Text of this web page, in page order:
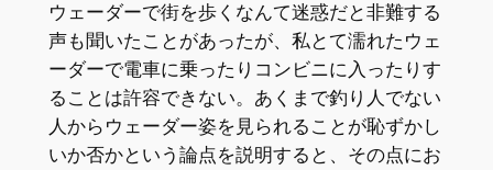
ウェーダーで街を歩くなんて迷惑だと非難する
声も聞いたことがあったが、私とて濡れたウェ
ーダーで電車に乗ったりコンビニに入ったりす
ることは許容できない。あくまで釣り人でない
人からウェーダー姿を見られることが恥ずかし
いか否かという論点を説明すると、その点にお